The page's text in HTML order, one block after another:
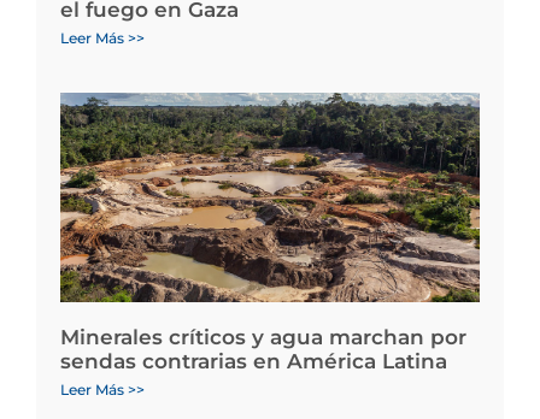
el fuego en Gaza
Leer Más >>
Minerales críticos y agua marchan por
sendas contrarias en América Latina
Leer Más >>